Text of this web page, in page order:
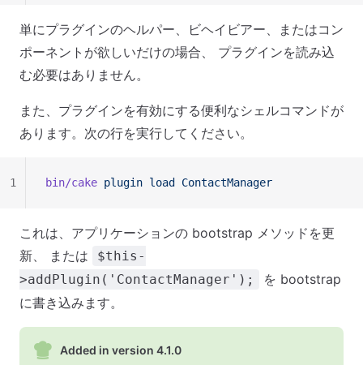
単にプラグインのヘルパー、ビヘイビアー、またはコン
ポーネントが欲しいだけの場合、 プラグインを読み込
む必要はありません。
また、プラグインを有効にする便利なシェルコマンドが
あります。次の行を実行してください。
bin/cake plugin load ContactManager
1
これは、アプリケーションの bootstrap メソッドを更
新、 または
$this-
>addPlugin('ContactManager');
を bootstrap
に書き込みます。
Added in version 4.1.0